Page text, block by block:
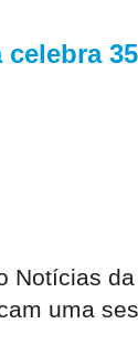
Notícias
uma